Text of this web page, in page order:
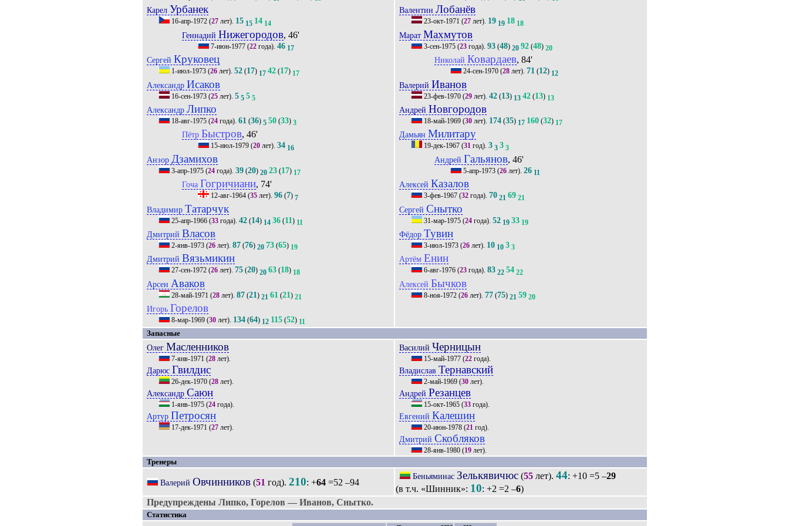
Карел Урбанек
16-апр-1972 (27 лет). 15 15 14 14
Геннадий Нижегородов, 46'
7-июн-1977(22года). 46 17
Сергей Круковец
1-июл-1973 (26 лет).52 (17) 17 42 (17) 17
Александр Исаков
16-сен-1973 (25 лет).5 5 5 5
АлександрЛипко
18-авг-1975 (24 года).61 (36) 5 50 (33) 3
ПётрБыстров, 46'
15-июл-1979(20лет). 34 16
Анзор Дзамихов
3-апр-1975 (24 года).39 (20) 20 23 (17) 17
Гоча Гогричиани, 74'
12-авг-1964(35лет). 96(7) 7
ВладимирТатарчук
25-апр-1966 (33 года).42 (14) 14 36 (11) 11
Дмитрий Власов
2-янв-1973 (26 лет).87 (76) 20 73 (65) 19
ДмитрийВязьмикин
27-сен-1972 (26 лет).75 (20) 20 63 (18) 18
Арсен Аваков
28-май-1971 (28 лет).87 (21) 21 61 (21) 21
Игорь Горелов
8-мар-1969 (30 лет). 134 (64) 12 115 (52) 11
ВалентинЛобанёв
23-окт-1971 (27 лет). 19 19 18 18
Марат Махмутов
3-сен-1975 (23 года).93 (48) 20 92 (48) 20
Николай Ковардаев, 84'
24-сен-1970(28лет). 71(12) 12
Валерий Иванов
23-фев-1970 (29 лет).42 (13) 13 42 (13) 13
Андрей Новгородов
18-май-1969 (30 лет). 174 (35) 17 160 (32) 17
ДамьянМилитару
19-дек-1967 (31 год).3 3 3 3
Андрей Гальянов, 46'
5-апр-1973(26лет). 26 11
Алексей Казалов
3-фев-1967 (32 года).70 21 69 21
СергейСнытко
31-мар-1975 (24 года).52 19 33 19
ФёдорТувин
3-июл-1973 (26 лет). 10 10 3 3
АртёмЕнин
6-авг-1976 (23 года).83 22 54 22
Алексей Бычков
8-ноя-1972 (26 лет).77 (75) 21 59 20
Запасные
Олег Масленников
7-янв-1971 (28 лет).
Дарюс Гвилдис
26-дек-1970 (28 лет).
АлександрСаюн
1-янв-1975 (24 года).
Артур Петросян
17-дек-1971 (27 лет).
Василий Черницын
15-май-1977 (22 года).
ВладиславТернавский
2-май-1969 (30 лет).
Андрей Резанцев
15-окт-1965 (33 года).
Евгений Калешин
20-июн-1978 (21 год).
ДмитрийСкобляков
28-янв-1980 (19 лет).
Тренеры
ВалерийОвчинников (51 год).210: +64 =52 –94
Беньяминас Зелькявичюс (55 лет).44: +10 =5 –29
(в т.ч. «Шинник»: 10: +2 =2 –6)
Предупреждены Липко, Горелов — Иванов, Снытко.
Статистика